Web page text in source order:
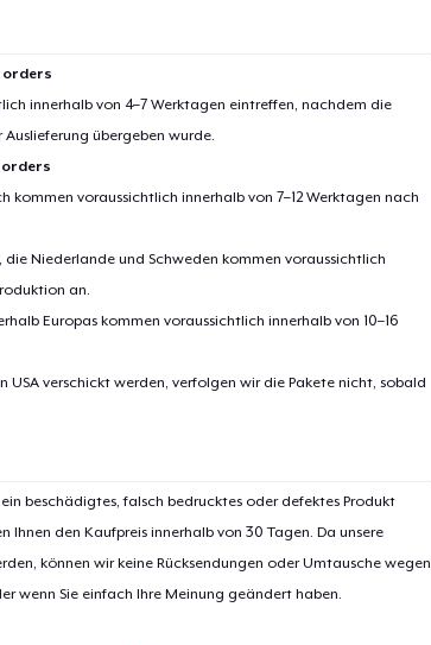
orders
innerhalb von 4–7 Werktagen eintreffen, nachdem die
übergeben wurde.
orders
kommen voraussichtlich innerhalb von 7–12 Werktagen nach
die Niederlande und Schweden kommen voraussichtlich
an.
Europas kommen voraussichtlich innerhalb von 10–16
USA verschickt werden, verfolgen wir die Pakete nicht, sobald
ein beschädigtes, falsch bedrucktes oder defektes Produkt
Ihnen den Kaufpreis innerhalb von 30 Tagen. Da unsere
können wir keine Rücksendungen oder Umtausche wegen
wenn Sie einfach Ihre Meinung geändert haben.